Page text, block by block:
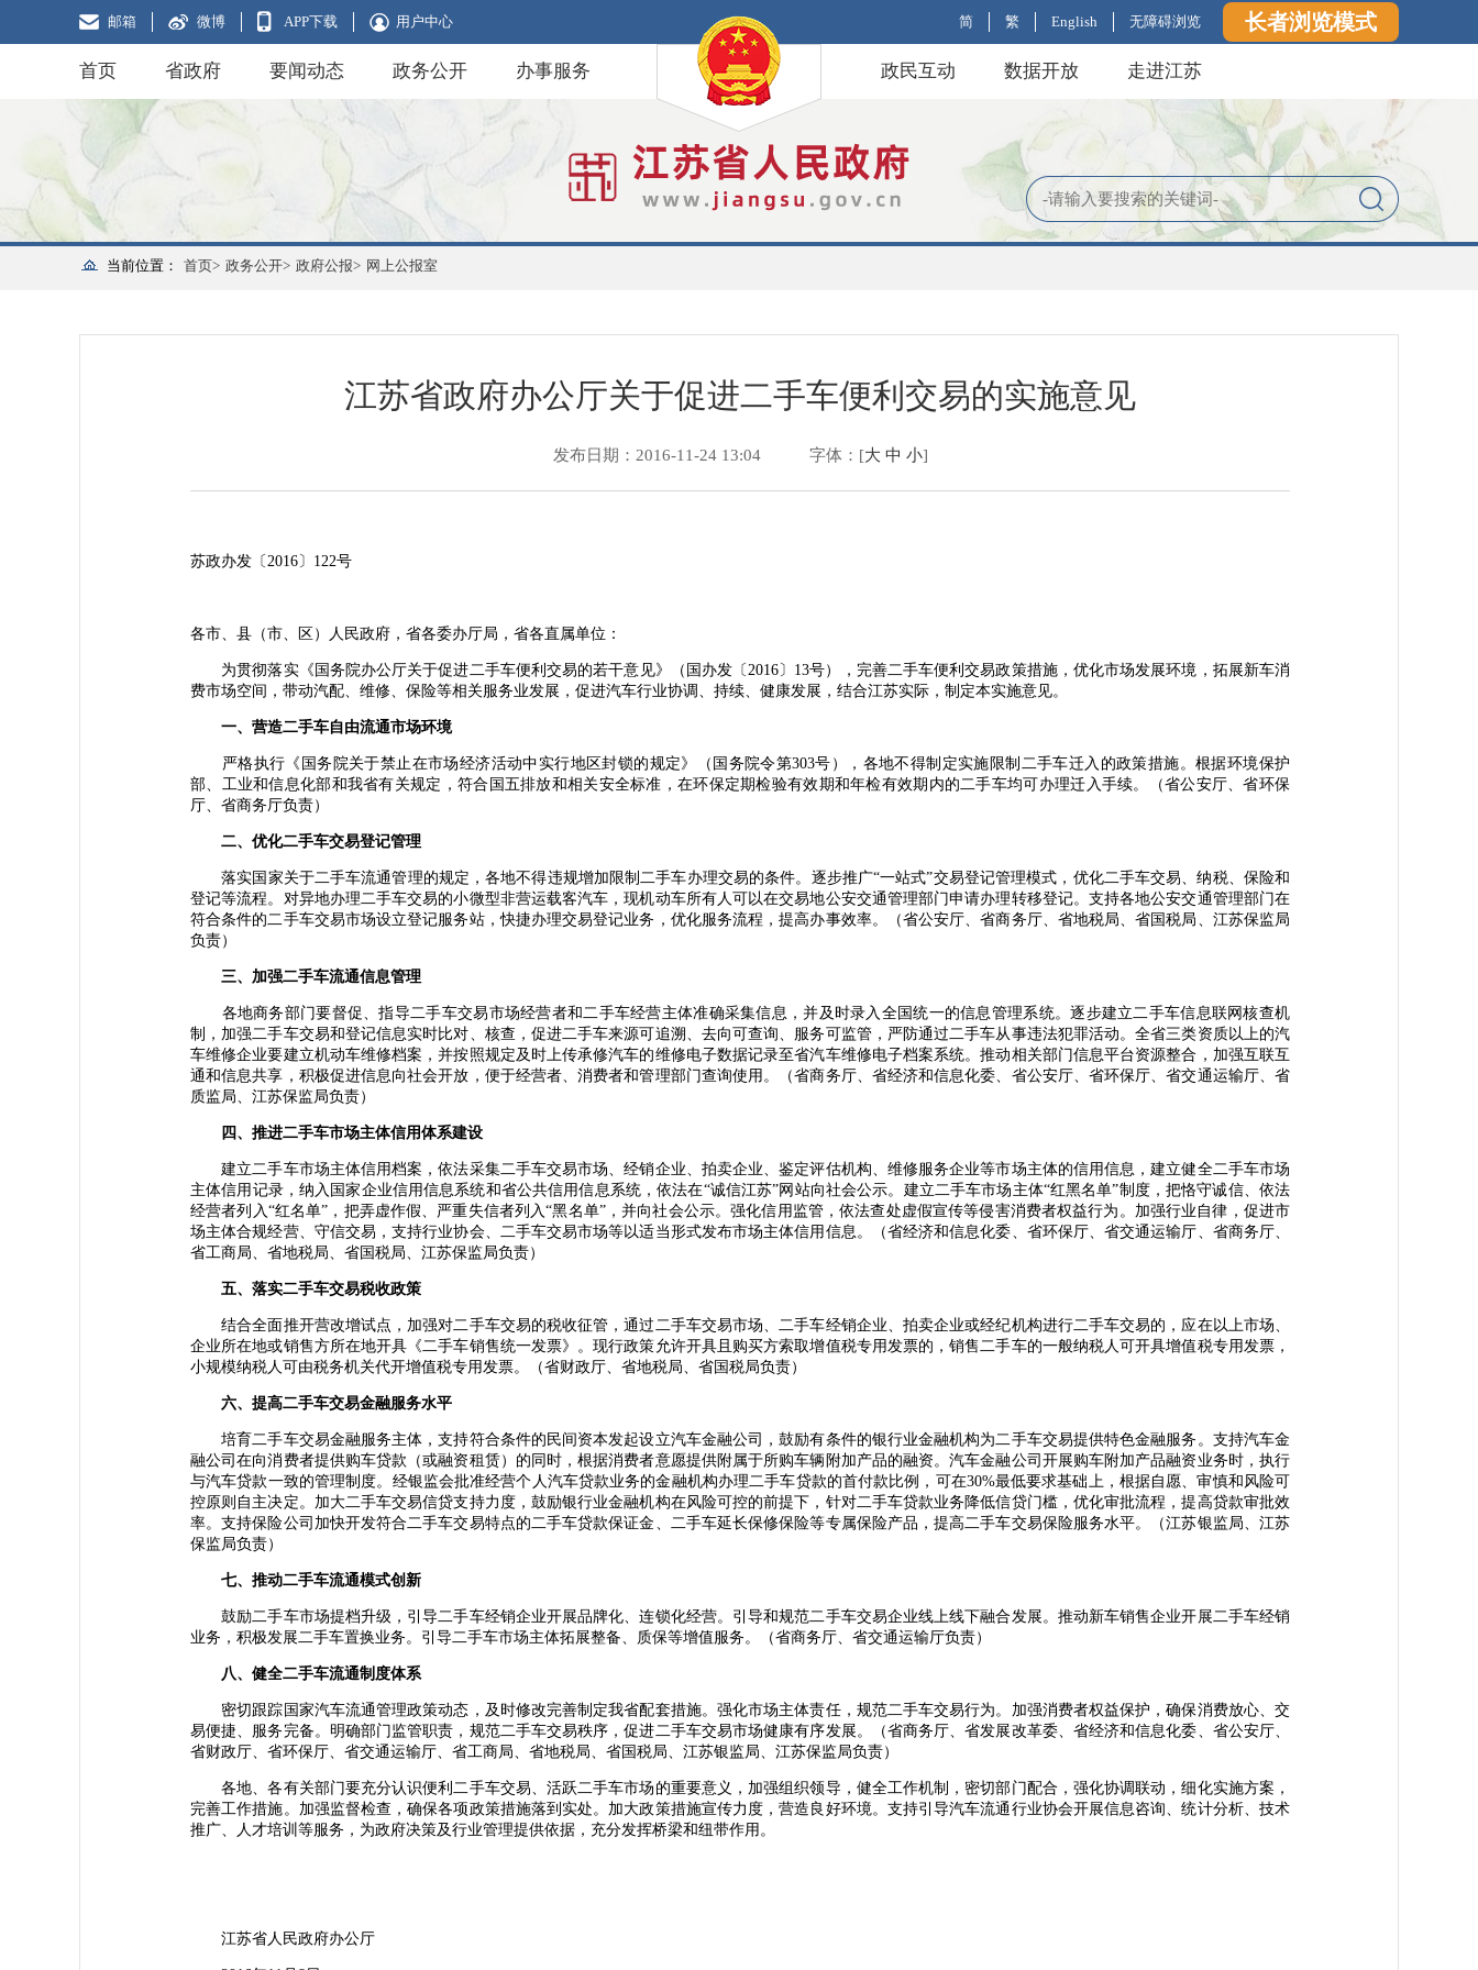
邮箱 微博 APP下载 用户中心 简 繁 English 无障碍浏览 长者浏览模式
首页 省政府 要闻动态 政务公开 办事服务 政民互动 数据开放 走进江苏
当前位置： 首页> 政务公开> 政府公报> 网上公报室
江苏省政府办公厅关于促进二手车便利交易的实施意见
发布日期：2016-11-24 13:04 字体：[大 中 小]
苏政办发〔2016〕122号
各市、县（市、区）人民政府，省各委办厅局，省各直属单位：
为贯彻落实《国务院办公厅关于促进二手车便利交易的若干意见》（国办发〔2016〕13号），完善二手车便利交易政策措施，优化市场发展环境，拓展新车消
费市场空间，带动汽配、维修、保险等相关服务业发展，促进汽车行业协调、持续、健康发展，结合江苏实际，制定本实施意见。
一、营造二手车自由流通市场环境
严格执行《国务院关于禁止在市场经济活动中实行地区封锁的规定》（国务院令第303号），各地不得制定实施限制二手车迁入的政策措施。根据环境保护
部、工业和信息化部和我省有关规定，符合国五排放和相关安全标准，在环保定期检验有效期和年检有效期内的二手车均可办理迁入手续。（省公安厅、省环保
厅、省商务厅负责）
二、优化二手车交易登记管理
落实国家关于二手车流通管理的规定，各地不得违规增加限制二手车办理交易的条件。逐步推广“一站式”交易登记管理模式，优化二手车交易、纳税、保险和
登记等流程。对异地办理二手车交易的小微型非营运载客汽车，现机动车所有人可以在交易地公安交通管理部门申请办理转移登记。支持各地公安交通管理部门在
符合条件的二手车交易市场设立登记服务站，快捷办理交易登记业务，优化服务流程，提高办事效率。（省公安厅、省商务厅、省地税局、省国税局、江苏保监局
负责）
三、加强二手车流通信息管理
各地商务部门要督促、指导二手车交易市场经营者和二手车经营主体准确采集信息，并及时录入全国统一的信息管理系统。逐步建立二手车信息联网核查机
制，加强二手车交易和登记信息实时比对、核查，促进二手车来源可追溯、去向可查询、服务可监管，严防通过二手车从事违法犯罪活动。全省三类资质以上的汽
车维修企业要建立机动车维修档案，并按照规定及时上传承修汽车的维修电子数据记录至省汽车维修电子档案系统。推动相关部门信息平台资源整合，加强互联互
通和信息共享，积极促进信息向社会开放，便于经营者、消费者和管理部门查询使用。（省商务厅、省经济和信息化委、省公安厅、省环保厅、省交通运输厅、省
质监局、江苏保监局负责）
四、推进二手车市场主体信用体系建设
建立二手车市场主体信用档案，依法采集二手车交易市场、经销企业、拍卖企业、鉴定评估机构、维修服务企业等市场主体的信用信息，建立健全二手车市场
主体信用记录，纳入国家企业信用信息系统和省公共信用信息系统，依法在“诚信江苏”网站向社会公示。建立二手车市场主体“红黑名单”制度，把恪守诚信、依法
经营者列入“红名单”，把弄虚作假、严重失信者列入“黑名单”，并向社会公示。强化信用监管，依法查处虚假宣传等侵害消费者权益行为。加强行业自律，促进市
场主体合规经营、守信交易，支持行业协会、二手车交易市场等以适当形式发布市场主体信用信息。（省经济和信息化委、省环保厅、省交通运输厅、省商务厅、
省工商局、省地税局、省国税局、江苏保监局负责）
五、落实二手车交易税收政策
结合全面推开营改增试点，加强对二手车交易的税收征管，通过二手车交易市场、二手车经销企业、拍卖企业或经纪机构进行二手车交易的，应在以上市场、
企业所在地或销售方所在地开具《二手车销售统一发票》。现行政策允许开具且购买方索取增值税专用发票的，销售二手车的一般纳税人可开具增值税专用发票，
小规模纳税人可由税务机关代开增值税专用发票。（省财政厅、省地税局、省国税局负责）
六、提高二手车交易金融服务水平
培育二手车交易金融服务主体，支持符合条件的民间资本发起设立汽车金融公司，鼓励有条件的银行业金融机构为二手车交易提供特色金融服务。支持汽车金
融公司在向消费者提供购车贷款（或融资租赁）的同时，根据消费者意愿提供附属于所购车辆附加产品的融资。汽车金融公司开展购车附加产品融资业务时，执行
与汽车贷款一致的管理制度。经银监会批准经营个人汽车贷款业务的金融机构办理二手车贷款的首付款比例，可在30%最低要求基础上，根据自愿、审慎和风险可
控原则自主决定。加大二手车交易信贷支持力度，鼓励银行业金融机构在风险可控的前提下，针对二手车贷款业务降低信贷门槛，优化审批流程，提高贷款审批效
率。支持保险公司加快开发符合二手车交易特点的二手车贷款保证金、二手车延长保修保险等专属保险产品，提高二手车交易保险服务水平。（江苏银监局、江苏
保监局负责）
七、推动二手车流通模式创新
鼓励二手车市场提档升级，引导二手车经销企业开展品牌化、连锁化经营。引导和规范二手车交易企业线上线下融合发展。推动新车销售企业开展二手车经销
业务，积极发展二手车置换业务。引导二手车市场主体拓展整备、质保等增值服务。（省商务厅、省交通运输厅负责）
八、健全二手车流通制度体系
密切跟踪国家汽车流通管理政策动态，及时修改完善制定我省配套措施。强化市场主体责任，规范二手车交易行为。加强消费者权益保护，确保消费放心、交
易便捷、服务完备。明确部门监管职责，规范二手车交易秩序，促进二手车交易市场健康有序发展。（省商务厅、省发展改革委、省经济和信息化委、省公安厅、
省财政厅、省环保厅、省交通运输厅、省工商局、省地税局、省国税局、江苏银监局、江苏保监局负责）
各地、各有关部门要充分认识便利二手车交易、活跃二手车市场的重要意义，加强组织领导，健全工作机制，密切部门配合，强化协调联动，细化实施方案，
完善工作措施。加强监督检查，确保各项政策措施落到实处。加大政策措施宣传力度，营造良好环境。支持引导汽车流通行业协会开展信息咨询、统计分析、技术
推广、人才培训等服务，为政府决策及行业管理提供依据，充分发挥桥梁和纽带作用。
江苏省人民政府办公厅